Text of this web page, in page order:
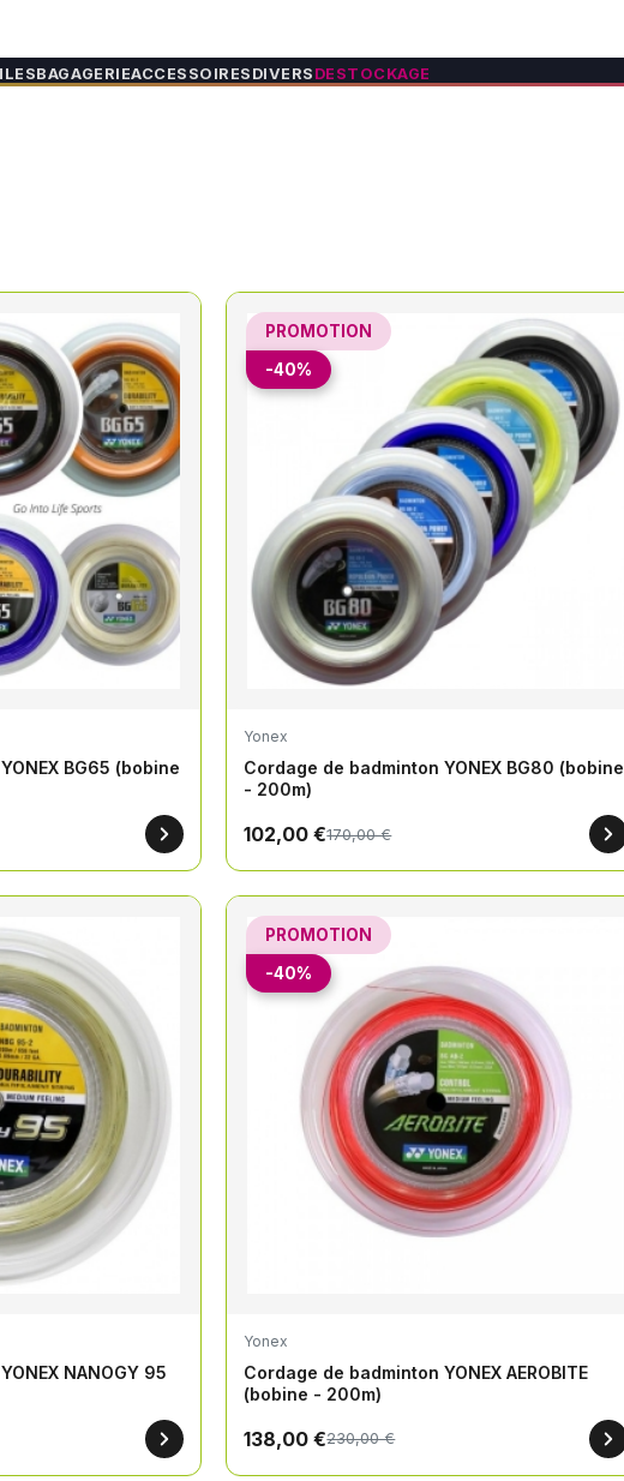
BAGAGERIEACCESSOIRES DIVERS DESTOCKAGE
BG65 (bobine
PROMOTION
-40%
Yonex
Cordage de badminton YONEX BG80 (bobine
- 200m)
102,00 €170,00 €
NANOGY 95
PROMOTION
-40%
Yonex
Cordage de badminton YONEX AEROBITE
(bobine - 200m)
138,00 €230,00 €